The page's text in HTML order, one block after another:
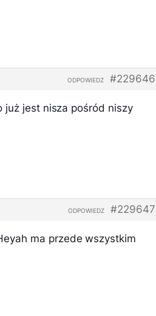
#229646
ODPOWIEDZ
już jest nisza pośród niszy
#229647
ODPOWIEDZ
ma przede wszystkim